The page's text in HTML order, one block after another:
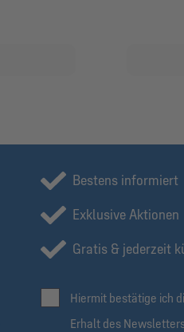
Bestens informiert
Exklusive Aktionen
Gratis & jederzeit
Hiermit bestätige ich
Erhalt des